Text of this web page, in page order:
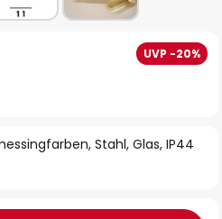
Stahl, Glas, IP44
UVP -20%